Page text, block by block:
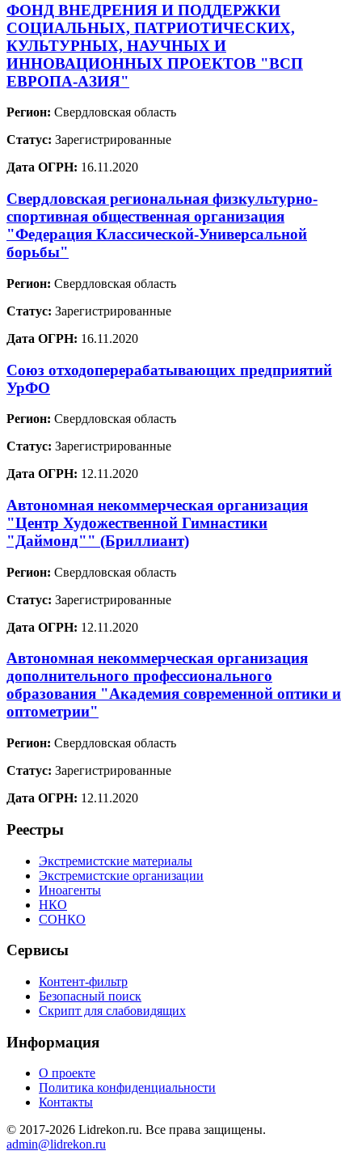
ФОНД ВНЕДРЕНИЯ И ПОДДЕРЖКИ
СОЦИАЛЬНЫХ, ПАТРИОТИЧЕСКИХ,
КУЛЬТУРНЫХ, НАУЧНЫХ И
ИННОВАЦИОННЫХ ПРОЕКТОВ "ВСП
ЕВРОПА-АЗИЯ"
Регион: Свердловская область
Статус: Зарегистрированные
Дата ОГРН: 16.11.2020
Свердловская региональная физкультурно-
спортивная общественная организация
"Федерация Классической-Универсальной
борьбы"
Регион: Свердловская область
Статус: Зарегистрированные
Дата ОГРН: 16.11.2020
Союз отходоперерабатывающих предприятий
УрФО
Регион: Свердловская область
Статус: Зарегистрированные
Дата ОГРН: 12.11.2020
Автономная некоммерческая организация
"Центр Художественной Гимнастики
"Даймонд"" (Бриллиант)
Регион: Свердловская область
Статус: Зарегистрированные
Дата ОГРН: 12.11.2020
Автономная некоммерческая организация
дополнительного профессионального
образования "Академия современной оптики и
оптометрии"
Регион: Свердловская область
Статус: Зарегистрированные
Дата ОГРН: 12.11.2020
Реестры
Экстремистские материалы
Экстремистские организации
Иноагенты
НКО
СОНКО
Сервисы
Контент-фильтр
Безопасный поиск
Скрипт для слабовидящих
Информация
О проекте
Политика конфиденциальности
Контакты
© 2017-2026 Lidrekon.ru. Все права защищены.
admin@lidrekon.ru